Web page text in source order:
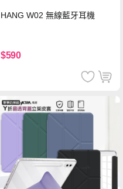
HANG W02 無線藍牙耳機
$590